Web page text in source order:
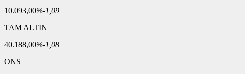
10.093,00%-1,09
TAM ALTIN
40.188,00%-1,08
ONS